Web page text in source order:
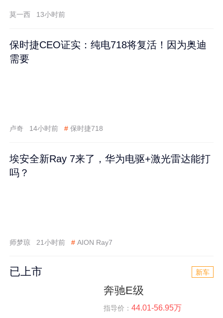
莫一西 13小时前
保时捷CEO证实：纯电718将复活！因为奥迪
需要
卢奇 14小时前 # 保时捷718
埃安全新Ray 7来了，华为电驱+激光雷达能打
吗？
师梦琼 21小时前 # AION Ray7
已上市 新车
奔驰E级
指导价： 44.01-56.95万